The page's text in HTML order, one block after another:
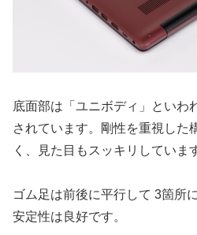
底面部は「ユニボディ」といわ
されています。剛性を重視した
く、見た目もスッキリしていま
ゴム足は前後に平行して 3箇所
安定性は良好です。